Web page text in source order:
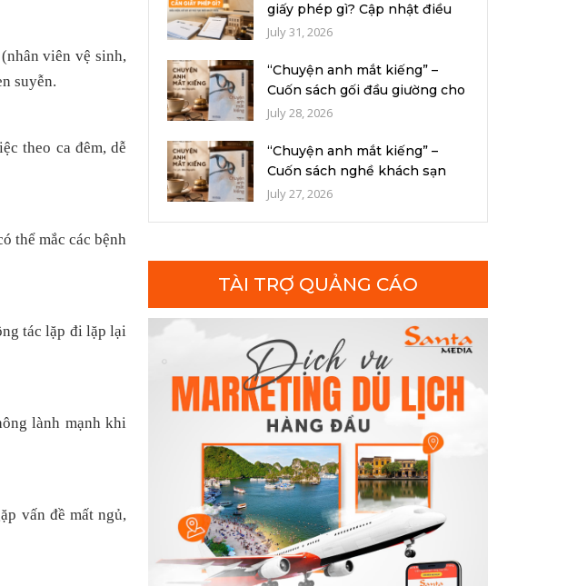
viên vệ sinh,
suyễn.
theo ca đêm, dễ
thể mắc các bệnh
tác lặp đi lặp lại
lành mạnh khi
vấn đề mất ngủ,
giấy phép gì? Cập nhật điều
kiện, h...
July 31, 2026
“Chuyện anh mắt kiếng” –
Cuốn sách gối đầu giường cho
người...
July 28, 2026
“Chuyện anh mắt kiếng” –
Cuốn sách nghề khách sạn
đọc để cườ...
July 27, 2026
TÀI TRỢ QUẢNG CÁO